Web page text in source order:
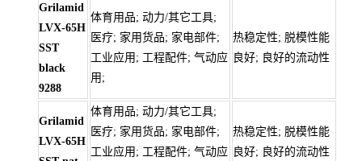
Grilamid
LVX-65H
SST
black
9288
体育用品; 动力/其它工具;
医疗; 家用货品; 家电部件;
工业应用; 工程配件; 气动应
用;
热稳定性; 脱模性能
良好; 良好的流动性
Grilamid
LVX-65H
体育用品; 动力/其它工具;
医疗; 家用货品; 家电部件;
工业应用; 工程配件; 气动应
热稳定性; 脱模性能
良好; 良好的流动性